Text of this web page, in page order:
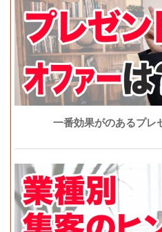
一番効果がのあるプレ